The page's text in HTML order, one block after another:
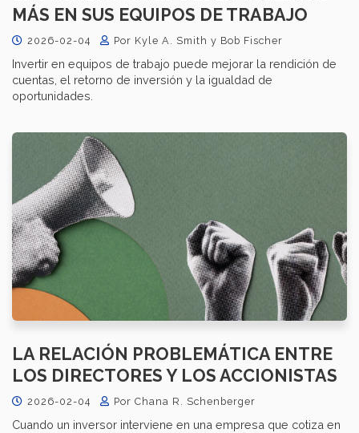
MÁS EN SUS EQUIPOS DE TRABAJO
2026-02-04 Por Kyle A. Smith y Bob Fischer
Invertir en equipos de trabajo puede mejorar la rendición de
cuentas, el retorno de inversión y la igualdad de
oportunidades.
LA RELACIÓN PROBLEMÁTICA ENTRE
LOS DIRECTORES Y LOS ACCIONISTAS
2026-02-04 Por Chana R. Schenberger
Cuando un inversor interviene en una empresa que cotiza en